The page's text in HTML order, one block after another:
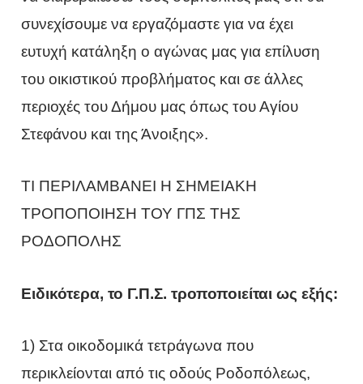
συνεχίσουμε να εργαζόμαστε για να έχει
ευτυχή κατάληξη ο αγώνας μας για επίλυση
του οικιστικού προβλήματος και σε άλλες
περιοχές του Δήμου μας όπως του Αγίου
Στεφάνου και της Άνοιξης».
ΤΙ ΠΕΡΙΛΑΜΒΑΝΕΙ Η ΣΗΜΕΙΑΚΗ
ΤΡΟΠΟΠΟΙΗΣΗ ΤΟΥ ΓΠΣ ΤΗΣ
ΡΟΔΟΠΟΛΗΣ
Ειδικότερα, το Γ.Π.Σ. τροποποιείται ως εξής:
1) Στα οικοδομικά τετράγωνα που
περικλείονται από τις οδούς Ροδοπόλεως,